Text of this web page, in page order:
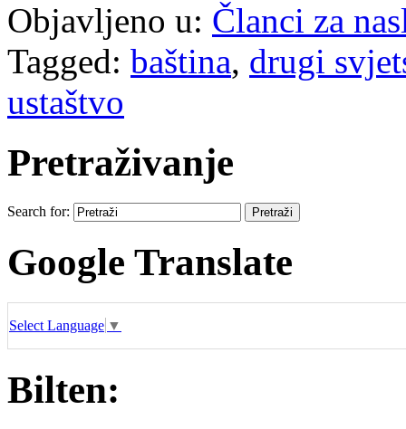
Objavljeno u: Članci za
Tagged: baština, drugi
ustaštvo
Pretraživanje
Search for:
Google Translate
Select Language ▼
Bilten: